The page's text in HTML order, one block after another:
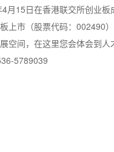
15日在香港联交所创业板
上市（股票代码：002490
空间，在这里您会体会到人
5789039